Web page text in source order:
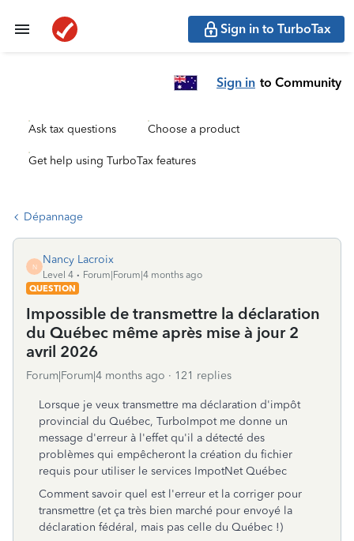
Sign in to TurboTax
Sign in to Community
Ask tax questions Choose a product
Get help using TurboTax features
Dépannage
N
Nancy Lacroix
Level 4
Forum|Forum|4 months ago
QUESTION
Impossible de transmettre la déclaration
du Québec même après mise à jour 2
avril 2026
Forum|Forum|4 months ago 121 replies
Lorsque je veux transmettre ma déclaration d'impôt
provincial du Québec, TurboImpot me donne un
message d'erreur à l'effet qu'il a détecté des
problèmes qui empêcheront la création du fichier
requis pour utiliser le services ImpotNet Québec
Comment savoir quel est l'erreur et la corriger pour
transmettre (et ça très bien marché pour envoyé la
déclaration fédéral, mais pas celle du Québec !)